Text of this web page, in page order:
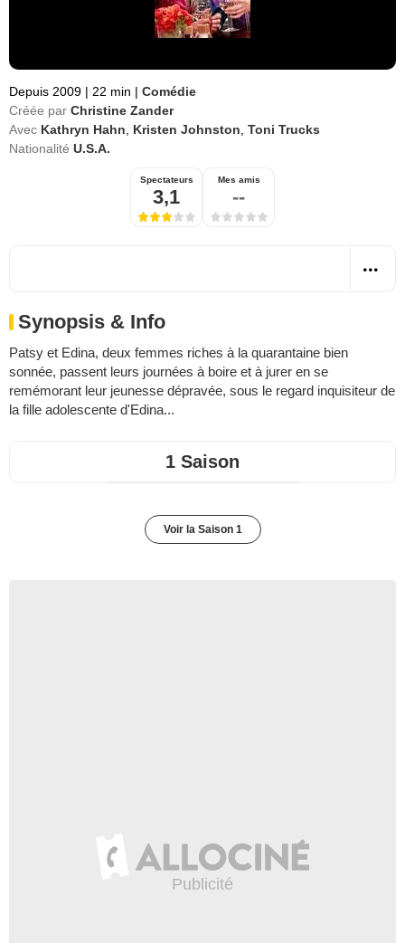
Depuis 2009 | 22 min | Comédie
Créée par Christine Zander
Avec Kathryn Hahn Kristen Johnston Toni Trucks
Nationalité U.S.A.
Spectateurs
3,1
Mes amis
--
Synopsis & Info
Patsy et Edina, deux femmes riches à la quarantaine bien
sonnée, passent leurs journées à boire et à jurer en se
remémorant leur jeunesse dépravée, sous le regard inquisiteur de
la fille adolescente d'Edina...
1 Saison
Voir la Saison 1